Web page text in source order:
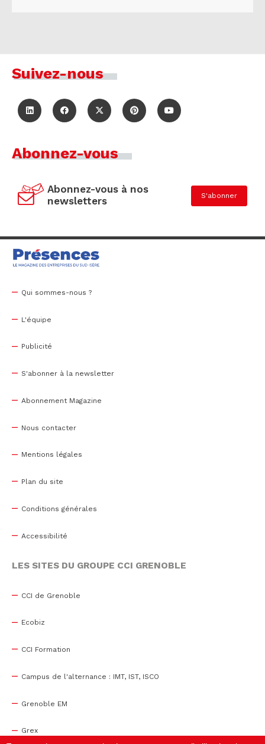
Suivez-nous
Abonnez-vous
Abonnez-vous à nos
newsletters
S'abonner
Qui sommes-nous ?
L'équipe
Publicité
S'abonner à la newsletter
Abonnement Magazine
Nous contacter
Mentions légales
Plan du site
Conditions générales
Accessibilité
LES SITES DU GROUPE CCI GRENOBLE
CCI de Grenoble
Ecobiz
CCI Formation
Campus de l'alternance : IMT, IST, ISCO
Grenoble EM
Grex